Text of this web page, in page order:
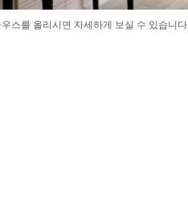
스를 올리시면 자세하게 보실 수 있습니다.